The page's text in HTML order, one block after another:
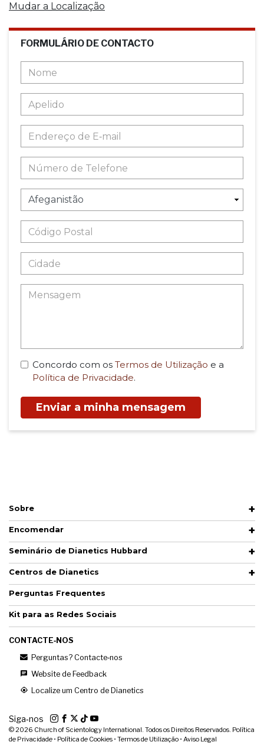
Mudar a Localização
FORMULÁRIO DE CONTACTO
Concordo com os Termos de Utilização e a
Política de Privacidade.
Enviar a minha mensagem
Sobre
Encomendar
Seminário de Dianetics Hubbard
Centros de Dianetics
Perguntas Frequentes
Kit para as Redes Sociais
CONTACTE‑NOS
Perguntas? Contacte‑nos
Website de Feedback
Localize um Centro de Dianetics
Siga‑nos
© 2026 Church of Scientology International. Todos os Direitos Reservados. Política
de Privacidade • Política de Cookies • Termos de Utilização • Aviso Legal